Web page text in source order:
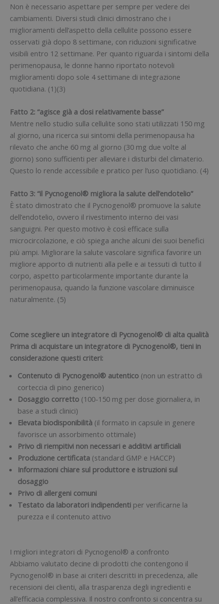
Non è necessario aspettare per sempre per vedere dei
cambiamenti. Diversi studi clinici dimostrano che i
miglioramenti dell’aspetto della cellulite possono essere
osservati già dopo 8 settimane, con riduzioni significative
visibili entro 12 settimane. Per quanto riguarda i sintomi della
perimenopausa, le donne hanno riportato notevoli
miglioramenti dopo sole 4 settimane di integrazione
quotidiana. (1)(3)
Fatto 2: “agisce già a dosi relativamente basse”
Mentre nello studio sulla cellulite sono stati utilizzati 150 mg
al giorno, una ricerca sui sintomi della perimenopausa ha
rilevato che anche 60 mg al giorno (30 mg due volte al
giorno) sono sufficienti per alleviare i disturbi del climaterio.
Questo lo rende accessibile e pratico per l’uso quotidiano. (4)
Fatto 3: “il Pycnogenol® migliora la salute dell’endotelio”
È stato dimostrato che il Pycnogenol® promuove la salute
dell’endotelio, ovvero il rivestimento interno dei vasi
sanguigni. Per questo motivo è così efficace sulla
microcircolazione, e ciò spiega anche alcuni dei suoi benefici
più ampi. Migliorare la salute vascolare significa favorire un
migliore apporto di nutrienti alla pelle e ai tessuti di tutto il
corpo, aspetto particolarmente importante durante la
perimenopausa, quando la funzione vascolare diminuisce
naturalmente. (5)
Come scegliere un integratore di Pycnogenol® di alta qualità
Prima di acquistare un integratore di Pycnogenol®, tieni in
considerazione questi criteri:
Contenuto di Pycnogenol® autentico (non un estratto di
corteccia di pino generico)
Dosaggio corretto (100-150 mg per dose giornaliera, in
base a studi clinici)
Elevata biodisponibilità (il formato in capsule in genere
favorisce un assorbimento ottimale)
Privo di riempitivi non necessari e additivi artificiali
Produzione certificata (standard GMP e HACCP)
Informazioni chiare sul produttore e istruzioni sul
dosaggio
Privo di allergeni comuni
Testato da laboratori indipendenti per verificarne la
purezza e il contenuto attivo
I migliori integratori di Pycnogenol® a confronto
Abbiamo valutato decine di prodotti che contengono il
Pycnogenol® in base ai criteri descritti in precedenza, alle
recensioni dei clienti, alla trasparenza degli ingredienti e
all’efficacia complessiva. Il nostro confronto si concentra su